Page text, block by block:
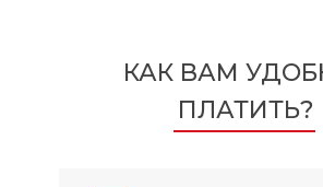
КАК ВАМ
ПЛАТИТЬ?